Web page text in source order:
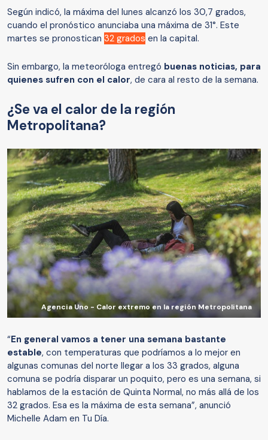
Según indicó, la máxima del lunes alcanzó los 30,7 grados,
cuando el pronóstico anunciaba una máxima de 31°. Este
martes se pronostican 32 grados en la capital.
Sin embargo, la meteoróloga entregó buenas noticias, para
quienes sufren con el calor, de cara al resto de la semana.
¿Se va el calor de la región
Metropolitana?
Agencia Uno - Calor extremo en la región Metropolitana
“En general vamos a tener una semana bastante
estable, con temperaturas que podríamos a lo mejor en
algunas comunas del norte llegar a los 33 grados, alguna
comuna se podría disparar un poquito, pero es una semana, si
hablamos de la estación de Quinta Normal, no más allá de los
32 grados. Esa es la máxima de esta semana”, anunció
Michelle Adam en Tu Día.